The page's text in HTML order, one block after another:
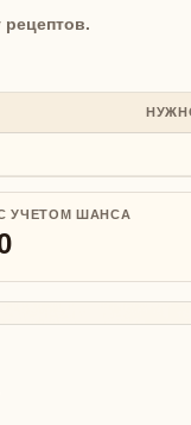
рецептов.
УЧЕТОМ ШАНСА